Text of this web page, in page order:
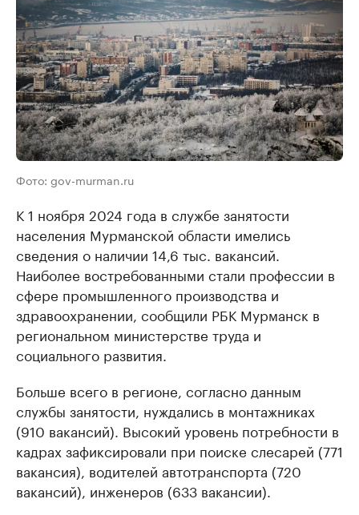
Фото: gov-murman.ru
К 1 ноября 2024 года в службе занятости
населения Мурманской области имелись
сведения о наличии 14,6 тыс. вакансий.
Наиболее востребованными стали профессии в
сфере промышленного производства и
здравоохранении, сообщили РБК Мурманск в
региональном министерстве труда и
социального развития.
Больше всего в регионе, согласно данным
службы занятости, нуждались в монтажниках
(910 вакансий). Высокий уровень потребности в
кадрах зафиксировали при поиске слесарей (771
вакансия), водителей автотранспорта (720
вакансий), инженеров (633 вакансии).